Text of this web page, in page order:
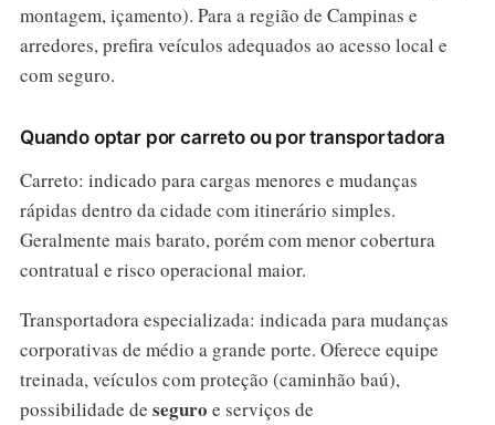
montagem, içamento). Para a região de Campinas e
arredores, prefira veículos adequados ao acesso local e
com seguro.
Quando optar por carreto ou por transportadora
Carreto: indicado para cargas menores e mudanças
rápidas dentro da cidade com itinerário simples.
Geralmente mais barato, porém com menor cobertura
contratual e risco operacional maior.
Transportadora especializada: indicada para mudanças
corporativas de médio a grande porte. Oferece equipe
treinada, veículos com proteção (caminhão baú),
possibilidade de seguro e serviços de